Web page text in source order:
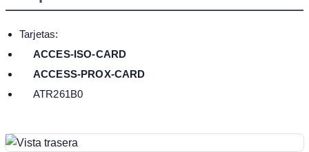
Tarjetas:
ACCES-ISO-CARD
ACCESS-PROX-CARD
ATR261B0